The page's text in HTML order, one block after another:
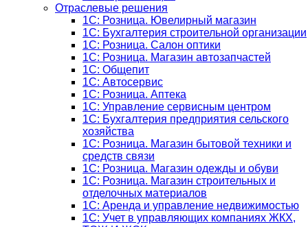
Отраслевые решения
1С: Розница. Ювелирный магазин
1С: Бухгалтерия строительной организации
1С: Розница. Салон оптики
1С: Розница. Магазин автозапчастей
1C: Общепит
1С: Автосервис
1С: Розница. Аптека
1С: Управление сервисным центром
1С: Бухгалтерия предприятия сельского
хозяйства
1С: Розница. Магазин бытовой техники и
средств связи
1С: Розница. Магазин одежды и обуви
1С: Розница. Магазин строительных и
отделочных материалов
1С: Аренда и управление недвижимостью
1C: Учет в управляющих компаниях ЖКХ,